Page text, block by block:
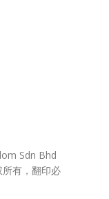
Sdn Bhd
有，翻印必